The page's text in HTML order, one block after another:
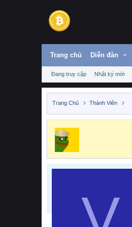
Trang chủ Diễn đàn
Đang truy cập Nhật ký mới
Trang Chủ Thành Viên